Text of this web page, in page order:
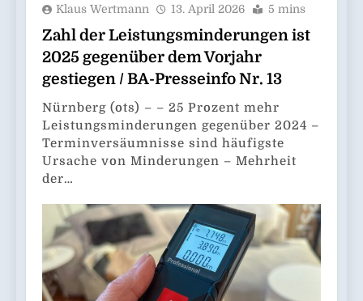
Klaus Wertmann 13. April 2026 5 mins
Zahl der Leistungsminderungen ist
2025 gegenüber dem Vorjahr
gestiegen / BA-Presseinfo Nr. 13
Nürnberg (ots) – – 25 Prozent mehr
Leistungsminderungen gegenüber 2024 –
Terminversäumnisse sind häufigste
Ursache von Minderungen – Mehrheit
der…